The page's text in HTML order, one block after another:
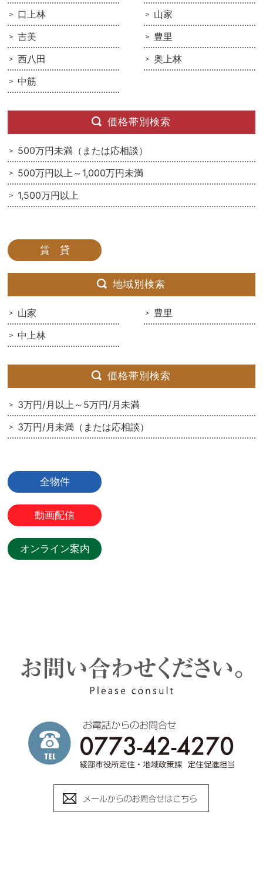
口上林
山家
吉美
豊里
西八田
奥上林
中筋
価格帯別検索
500万円未満（または応相談）
500万円以上～1,000万円未満
1,500万円以上
賃 貸
地域別検索
山家
豊里
中上林
価格帯別検索
3万円/月以上～5万円/月未満
3万円/月未満（または応相談）
全物件
動画配信
オンライン案内